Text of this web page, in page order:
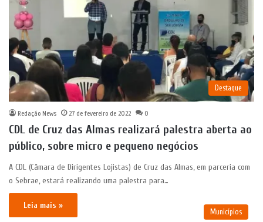
Destaque
Redação News 27 de fevereiro de 2022 0
CDL de Cruz das Almas realizará palestra aberta ao
público, sobre micro e pequeno negócios
A CDL (Câmara de Dirigentes Lojistas) de Cruz das Almas, em parceria com
o Sebrae, estará realizando uma palestra para…
Leia mais »
Municípios